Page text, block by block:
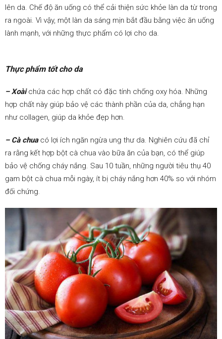
0.1.1.
Thực
phẩm
cho
giảm
giúp
da
khỏe
0.2.
Kiểm
căng
thẳng
0.3.
Giữ
da
thuốc
lá
0.5.
Ngủ
đủ
giấc
1.
lên da. Chế độ ăn uống có thể cải thiện sức khỏe làn da từ trong
ra ngoài. Vì vậy, một làn da sáng mịn bắt đầu bằng việc ăn uống
lành mạnh, với những thực phẩm có lợi cho da.
Thực phẩm tốt cho da
– Xoàichứa các hợp chất có đặc tính chống oxy hóa. Những
hợp chất này giúp bảo vệ các thành phần của da, chẳng hạn
như collagen, giúp da khỏe đẹp hơn.
– Cà chua có lợi ích ngăn ngừa ung thư da. Nghiên cứu đã chỉ
ra rằng kết hợp bột cà chua vào bữa ăn của bạn, có thể giúp
bảo vệ chống cháy nắng. Sau 10 tuần, những người tiêu thụ 40
gam bột cà chua mỗi ngày, ít bị cháy nắng hơn 40% so với nhóm
đối chứng.